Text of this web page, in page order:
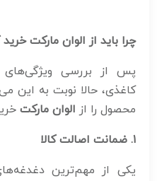
چرا باید از الوان مارکت
پس از بررسی ویژگی‌های
کاغذی، حالا نوبت به این
محصول را از الوان مارکت
۱.ضمانت اصالت کالا
یکی از مهم‌ترین